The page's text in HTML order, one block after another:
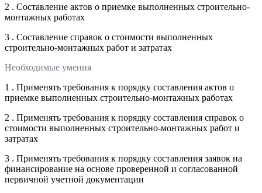
2 . Составление актов о приемке выполненных строительно-
монтажных работах
3 . Составление справок о стоимости выполненных
строительно-монтажных работ и затратах
Необходимые умения
1 . Применять требования к порядку составления актов о
приемке выполненных строительно-монтажных работах
2 . Применять требования к порядку составления справок о
стоимости выполненных строительно-монтажных работ и
затратах
3 . Применять требования к порядку составления заявок на
финансирование на основе проверенной и согласованной
первичной учетной документации